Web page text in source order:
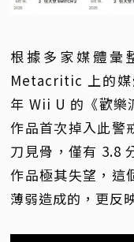
根據多家媒體彙
Metacritic 上的媒
年 Wii U 的《歡樂
作品首次掉入此警
刀見骨，僅有 3.8
作品極其失望，這
薄弱造成的，更反